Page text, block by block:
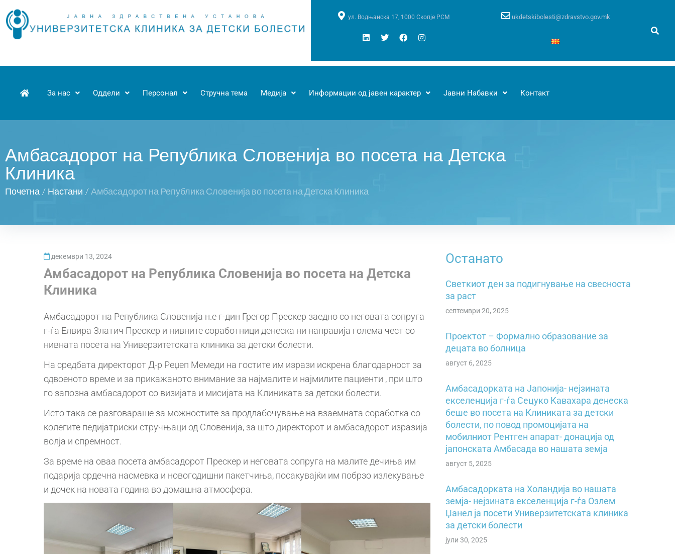
ул. Водњанска 17, 1000 Скопје РСМ ukdetskibolesti@zdravstvo.gov.mk
За нас Оддели Персонал Стручна тема Медија Информации од јавен карактер Јавни Набавки Контакт
Амбасадорот на Република Словенија во посета на Детска
Клиника
Почетна / Настани / Амбасадорот на Република Словенија во посета на Детска Клиника
декември 13, 2024
Амбасадорот на Република Словенија во посета на Детска
Клиника
Амбасадорот на Република Словенија н.е г-дин Грeгор Прескер заедно со неговата сопруга
г-ѓа Елвира Златич Прескер и нивните соработници денеска ни направија голема чест со
нивната посета на Универзитетската клиника за детски болести.
На средбата директорот Д-р Реџеп Мемеди на гостите им изрази искрена благодарност за
одвоеното време и за прикажаното внимание за најмалите и најмилите пациенти , при што
го запозна амбасадорот со визијата и мисијата на Клиниката за детски болести.
Исто така се разговараше за можностите за продлабочување на взаемната соработка со
колегите педијатриски стручњаци од Словенија, за што директорот и амбасадорот изразија
волја и спремност.
За време на оваа посета амбасадорот Прескер и неговата сопруга на малите дечиња им
подарија срдечна насмевка и новогодишни пакетчиња, посакувајќи им побрзо излекување
и дочек на новата година во домашна атмосфера.
Останато
Светкиот ден за подигнување на свесностa
зa pacт
септември 20, 2025
Проектот – Формално образование за
децата во болница
август 6, 2025
Амбасадорката на Јапонија- нејзината
екселенција г-ѓа Сецуко Кавахара денеска
беше во посета на Клиниката за детски
болести, по повод промоцијата на
мобилниот Рентген апарат- донација од
јапонската Амбасада во нашата земја
август 5, 2025
Амбасадорката на Холандија во нашата
земја- нејзината екселенција г-ѓа Озлем
Џанел ја посети Универзитетската клиника
за детски болести
јули 30, 2025